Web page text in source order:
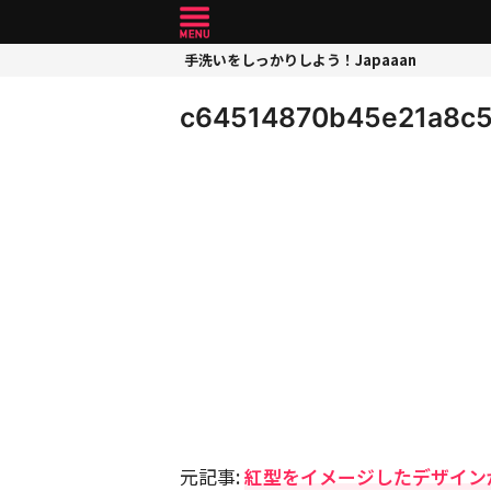
手洗いをしっかりしよう！Japaaan
元記事:紅型をイメージしたデザイ